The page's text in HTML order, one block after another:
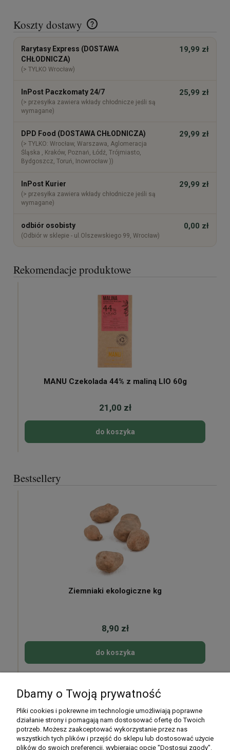
Koszty dostawy
Cena nie zawiera ewentualnych kosztów płatności
Rarytasy Express (DOSTAWA
CHŁODNICZA)
(> TYLKO Wrocław)
19,99 zł
InPost Paczkomaty 24/7
(> przesyłka zawiera wkłady chłodnicze jeśli są
wymagane)
25,99 zł
DPD Food (DOSTAWA CHŁODNICZA)
(> TYLKO: Wrocław, Warszawa, Aglomeracja
Śląska , Kraków, Poznań, Łódź, Trójmiasto,
Bydgoszcz, Toruń, Inowrocław ))
29,99 zł
InPost Kurier
(> przesyłka zawiera wkłady chłodnicze jeśli są
wymagane)
29,99 zł
odbiór osobisty
(Odbiór w sklepie - ul.Olszewskiego 99, Wrocław)
0,00 zł
Rekomendacje produktowe
MANU Czekolada 44% z maliną LIO 60g
21,00 zł
do koszyka
Bestsellery
Ziemniaki ekologiczne kg
8,90 zł
do koszyka
Moje konto
Dbamy o Twoją prywatność
Pliki cookies i pokrewne im technologie umożliwiają poprawne
działanie strony i pomagają nam dostosować ofertę do Twoich
potrzeb. Możesz zaakceptować wykorzystanie przez nas
wszystkich tych plików i przejść do sklepu lub dostosować użycie
plików do swoich preferencji, wybierając opcję "Dostosuj zgody".